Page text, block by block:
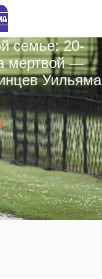
семье: 20-
мертвой —
Уильяма
напрямую
там